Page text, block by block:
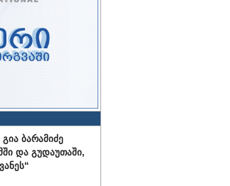
ბარამიძე
და გუდაუთაში,